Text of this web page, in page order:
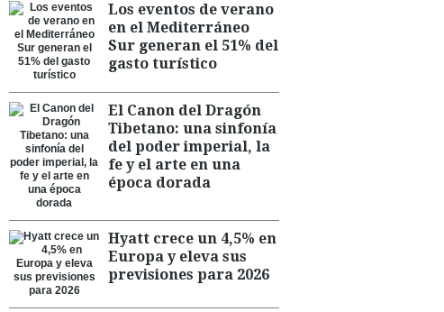
Los eventos de verano
en el Mediterráneo
Sur generan el 51% del
gasto turístico
El Canon del Dragón
Tibetano: una sinfonía
del poder imperial, la
fe y el arte en una
época dorada
Hyatt crece un 4,5% en
Europa y eleva sus
previsiones para 2026